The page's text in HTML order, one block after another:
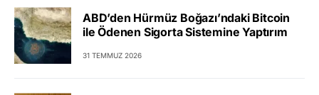
ABD’den Hürmüz Boğazı’ndaki Bitcoin
ile Ödenen Sigorta Sistemine Yaptırım
31 TEMMUZ 2026